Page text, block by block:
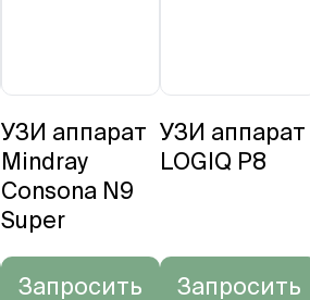
УЗИ аппарат
Mindray
Consona N9
Super
Запросить
УЗИ аппарат
LOGIQ P8
Запросить